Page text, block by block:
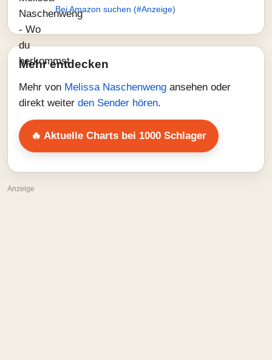
Bei Amazon suchen (#Anzeige)
Mehr entdecken
Mehr von Melissa Naschenweng ansehen oder
direkt weiter den Sender hören.
🔥 Aktuelle Charts bei 1000 Schlager
Anzeige